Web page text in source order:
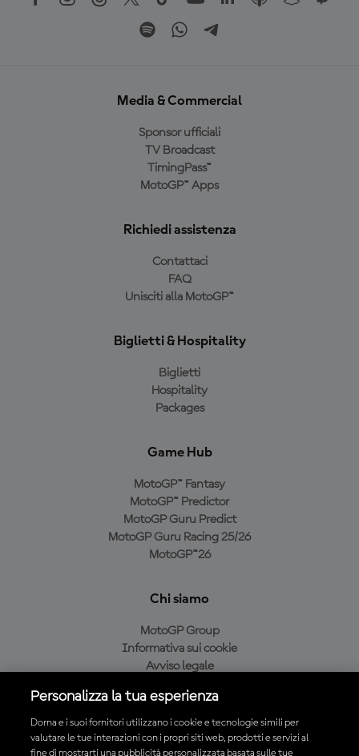
Media & Commercial
Sponsor ufficiali
TV Broadcast
TimingPass™
MotoGP™ Apps
Richiedi assistenza
Contattaci
FAQ
Unisciti alla MotoGP™
Biglietti & Hospitality
Biglietti
Hospitality
Packages
Game Hub
MotoGP™ Fantasy
MotoGP™ Predictor
MotoGP Guru Predict
MotoGP Guru Racing 25/26
MotoGP™26
Chi siamo
MotoGP Group
Informativa sui cookie
Avviso legale
Condizioni di acquisto
Personalizza la tua esperienza
Dorna e i suoi fornitori utilizzano i cookie e tecnologie simili per
valutare le tue interazioni con i propri siti web, prodotti e servizi al
fine di mostrarti una pubblicità personalizzata basata sulle tue